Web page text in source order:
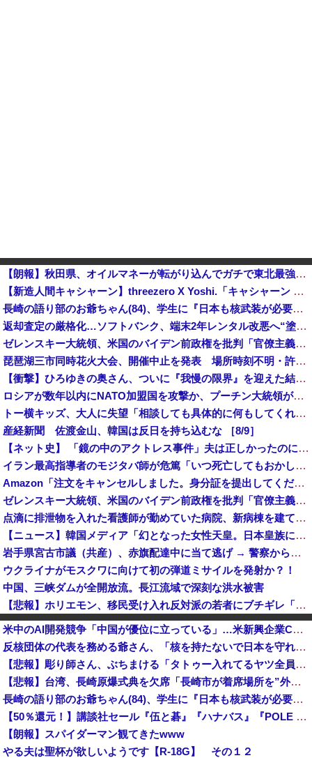
【朗報】秋田県、オイルマネーが転がり込んでガチで東北最強へｗｗｗｗｗｗｗｗｗｗｗｗ
【新造人間キャシャーン】threezero X Yoshi.「キャシャーン with フレンダー」アクションフィギュア 原型公開【秋頃予約開始】他
長崎の語り部のお爺ちゃん(84)、学生に『日本も核武装が必要』と言われびっくり
返却査定の厳格化…ソフトバンク、端末2年レンタル改悪へ“塗装はがれ”でも2.2万円負担…上限も倍額に 保証加入なら免除 [8/9]
ゼレンスキー大統領、米国のバイデン前政権を批判「官僚主義だった」
琵琶湖三市同時花火大会、開催中止を発表 場所時刻不明・許可なし・交通整理なし・市が関与否定
【衝撃】ひろゆきの奥さん、ついに『我慢の限界』を迎えた結果・・・・・
ロシアが数年以内にNATO加盟国を攻撃か、プーチン大統領が追い詰められ…米情報機関分析！
トー横キッズ、大人に失望「相談しても具体的に何もしてくれなくて傷つく。福祉は自由が奪われる」
産経新聞 佐渡金山、韓国は反日を持ち込むな ［8/9］
【ネット史】 「鏡の中のアクトレス事件」夫は正しかったのに、なぜ喧嘩は終わらなかったのか
イラン最高指導者のモジタバ師が危篤「いつ死亡してもおかしくない」…イラン大統領「意思疎通はかなり難しい」！
Amazon「注文をキャンセルしました。身分証を提出してください」 X民「は？怪しすぎんだろ。問い合わせするわ」→衝撃の事実が判明する・・・
ゼレンスキー大統領、米国のバイデン前政権を批判「官僚主義だった」
点滴に排泄物を入れた看護師が勤めていた病院、新病棟を建てたばかりなのに近隣住民の総スカンを食らった結果……
【ニュース】韓国メディア「幻となった女性天皇。日本皇族に韓半島の男の血が入る可能性がゼロに・・・」
岩手県宮古市議（共産）、赤旗配達中に当て逃げ → 警察から連絡が来て宮古署を訪れ事情聴取
ウクライナがモスクワに向けて初の弾道ミサイルを発射か？！
中国、三峡ダムが全開放流。長江流域で深刻な洪水被害
【悲報】ホリエモン、移民受け入れ反対派の若者にブチギレ「差別するなんて最低だ！」 → スタジオ誰も反論できず沈黙 ………
【速報】韓国、竣工1年半の新築マンションで外壁テラスが落下という信じられない後進国建築を披露
韓国サッカー協会、外国人審判を性接待で買収していた事が判明
【悲報】大分県、ガチで逝く・・・・・・
中国の三峡ダムが全開放流を実施…長江流域で深刻な洪水被害！
米中のAI開発競争「中国が優位に立っている」…米新興企業CEOが予測！
反核団体の代表を務める爺さん、「核を持たないで日本を守れますか」と中学生に詰問された結果……
【悲報】彫り師さん、ぶちまける「タトゥー入れてるヤツ全員バカです」「すごい民度低いです」「一言目でバカだなってわかります全員」
【悲報】台湾、長崎原爆式典を欠席「長崎市が着席場所を”外交団エリア外にあえて配置”した！」 → ﾈｯﾄ「核を持つ中国に屈指した！」「失礼すぎ」「台湾は筋通した！」ｗｗｗｗｗ
長崎の語り部のお爺ちゃん(84)、学生に『日本も核武装が必要』と言われびっくり
【50％還元！】講談社セール『伍と碁』『ハナバス』『POLE STAR』など約1000冊が対象に！（8/9まで）
【朗報】スパイダーマン観てきたwww
やる夫は聖杯が欲しいようです【R-18G】 その１２